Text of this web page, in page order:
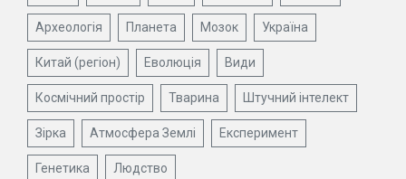
Археологія Планета Мозок Україна
Китай (регіон) Еволюція Види
Космічний простір Тварина Штучний інтелект
Зірка Атмосфера Землі Експеримент
Генетика Людство